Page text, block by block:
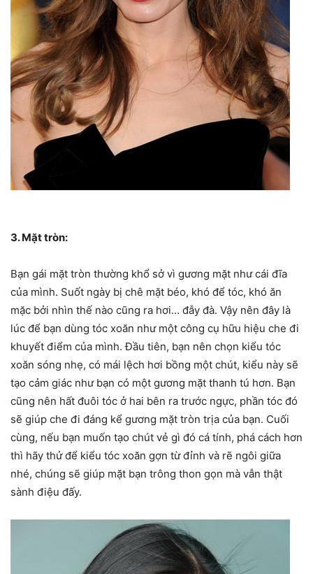
3. Mặt tròn:
Bạn gái mặt tròn thường khổ sở vì gương mặt như cái đĩa
của mình. Suốt ngày bị chê mặt béo, khó để tóc, khó ăn
mặc bởi nhìn thế nào cũng ra hơi… đẫy đà. Vậy nên đây là
lúc để bạn dùng tóc xoăn như một công cụ hữu hiệu che đi
khuyết điểm của mình. Đầu tiên, bạn nên chọn kiểu tóc
xoăn sóng nhẹ, có mái lệch hơi bồng một chút, kiểu này sẽ
tạo cảm giác như bạn có một gương mặt thanh tú hơn. Bạn
cũng nên hất đuôi tóc ở hai bên ra trước ngực, phần tóc đó
sẽ giúp che đi đáng kể gương mặt tròn trịa của bạn. Cuối
cùng, nếu bạn muốn tạo chút vẻ gì đó cá tính, phá cách hơn
thì hãy thử để kiểu tóc xoăn gợn từ đỉnh và rẽ ngôi giữa
nhé, chúng sẽ giúp mặt bạn trông thon gọn mà vẫn thật
sành điệu đấy.